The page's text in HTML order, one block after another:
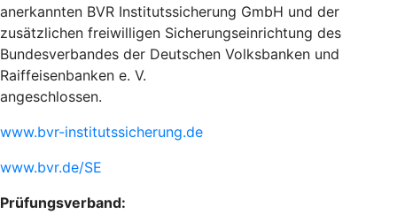
anerkannten BVR Institutssicherung GmbH und der
zusätzlichen freiwilligen Sicherungseinrichtung des
Bundesverbandes der Deutschen Volksbanken und
Raiffeisenbanken e. V.
angeschlossen.
www.bvr-institutssicherung.de
www.bvr.de/SE
Prüfungsverband: